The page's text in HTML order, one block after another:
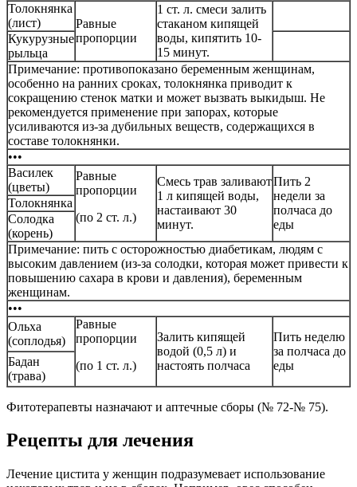
Толокнянка
(лист)
Равные
пропорции
1 ст. л. смеси залить
стаканом кипящей
воды, кипятить 10-
15 минут.
Кукурузные
рыльца
Примечание: противопоказано беременным женщинам,
особенно на ранних сроках, толокнянка приводит к
сокращению стенок матки и может вызвать выкидыш. Не
рекомендуется применение при запорах, которые
усиливаются из-за дубильных веществ, содержащихся в
составе толокнянки.
•••
Василек
(цветы)
Равные
пропорции
(по 2 ст. л.)
Смесь трав заливают
1 л кипящей воды,
настаивают 30
минут.
Пить 2
недели за
полчаса до
еды
Толокнянка
Солодка
(корень)
Примечание: пить с осторожностью диабетикам, людям с
высоким давлением (из-за солодки, которая может привести к
повышению сахара в крови и давления), беременным
женщинам.
•••
Ольха
(соплодья)
Равные
пропорции
(по 1 ст. л.)
Залить кипящей
водой (0,5 л) и
настоять полчаса
Пить неделю
за полчаса до
еды
Бадан
(трава)
Фитотерапевты назначают и аптечные сборы (№ 72-№ 75).
Рецепты для лечения
Лечение цистита у женщин подразумевает использование